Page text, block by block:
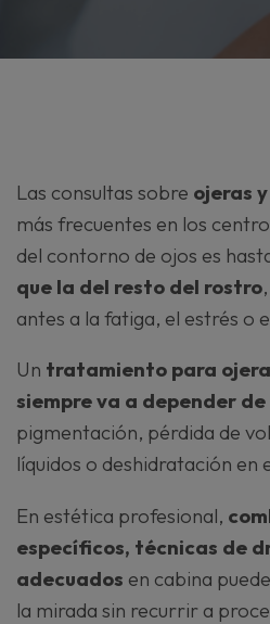
Las consultas sobre ojeras
más frecuentes en los
del contorno de ojos es
que la del resto del rostro
antes a la fatiga, el estrés o
Un tratamiento para
siempre va a depender de
pigmentación, pérdida de
líquidos o deshidratación en
En estética profesional,
específicos, técnicas de
adecuados en cabina
la mirada sin recurrir a